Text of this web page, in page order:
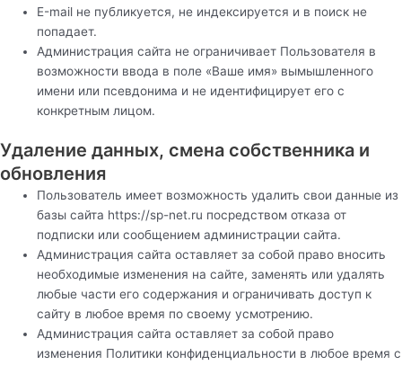
Е-mail не публикуется, не индексируется и в поиск не
попадает.
Администрация сайта не ограничивает Пользователя в
возможности ввода в поле «Ваше имя» вымышленного
имени или псевдонима и не идентифицирует его с
конкретным лицом.
Удаление данных, смена собственника и
обновления
Пользователь имеет возможность удалить свои данные из
базы сайта https://sp-net.ru посредством отказа от
подписки или сообщением администрации сайта.
Администрация сайта оставляет за собой право вносить
необходимые изменения на сайте, заменять или удалять
любые части его содержания и ограничивать доступ к
сайту в любое время по своему усмотрению.
Администрация сайта оставляет за собой право
изменения Политики конфиденциальности в любое время с